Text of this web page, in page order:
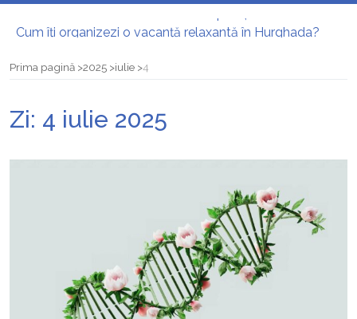
Diverticulita: când este necesară operația?
Cum îți organizezi o vacanță relaxantă în Hurghada?
Diverticulita: când este necesară operația?
Prima pagină 2025 iulie 4
Zi: 4 iulie 2025